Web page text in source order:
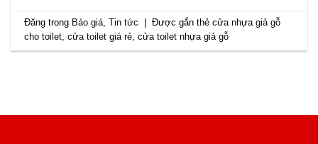
Đăng trong Báo giá,Tin tức Được gắn thẻcửa nhựa giả gỗ
cho toilet,cửa toilet giá rẻ,cửa toilet nhựa giả gỗ